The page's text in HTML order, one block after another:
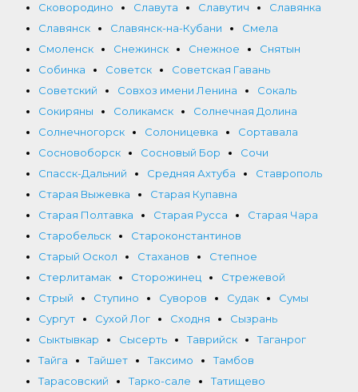
Сковородино
Славута Славутич
Славянка
Славянск
Славянск-на-Кубани
Смела
Смоленск
Снежинск Снежное
Снятын
Собинка
Советск
Советская Гавань
Советский
Совхоз имени Ленина
Сокаль
Сокиряны
Соликамск
Солнечная Долина
Солнечногорск
Солоницевка
Сортавала
Сосновоборск
Сосновый Бор
Сочи
Спасск-Дальний
Средняя Ахтуба
Ставрополь
Старая Выжевка
Старая Купавна
Старая Полтавка
Старая Русса
Старая Чара
Старобельск
Староконстантинов
Старый Оскол
Стаханов
Степное
Стерлитамак
Сторожинец
Стрежевой
Стрый
Ступино Суворов Судак
Сумы
Сургут
Сухой Лог Сходня
Сызрань
Сыктывкар
Сысерть Таврийск
Таганрог
Тайга
Тайшет Таксимо
Тамбов
Тарасовский
Тарко-сале
Татищево